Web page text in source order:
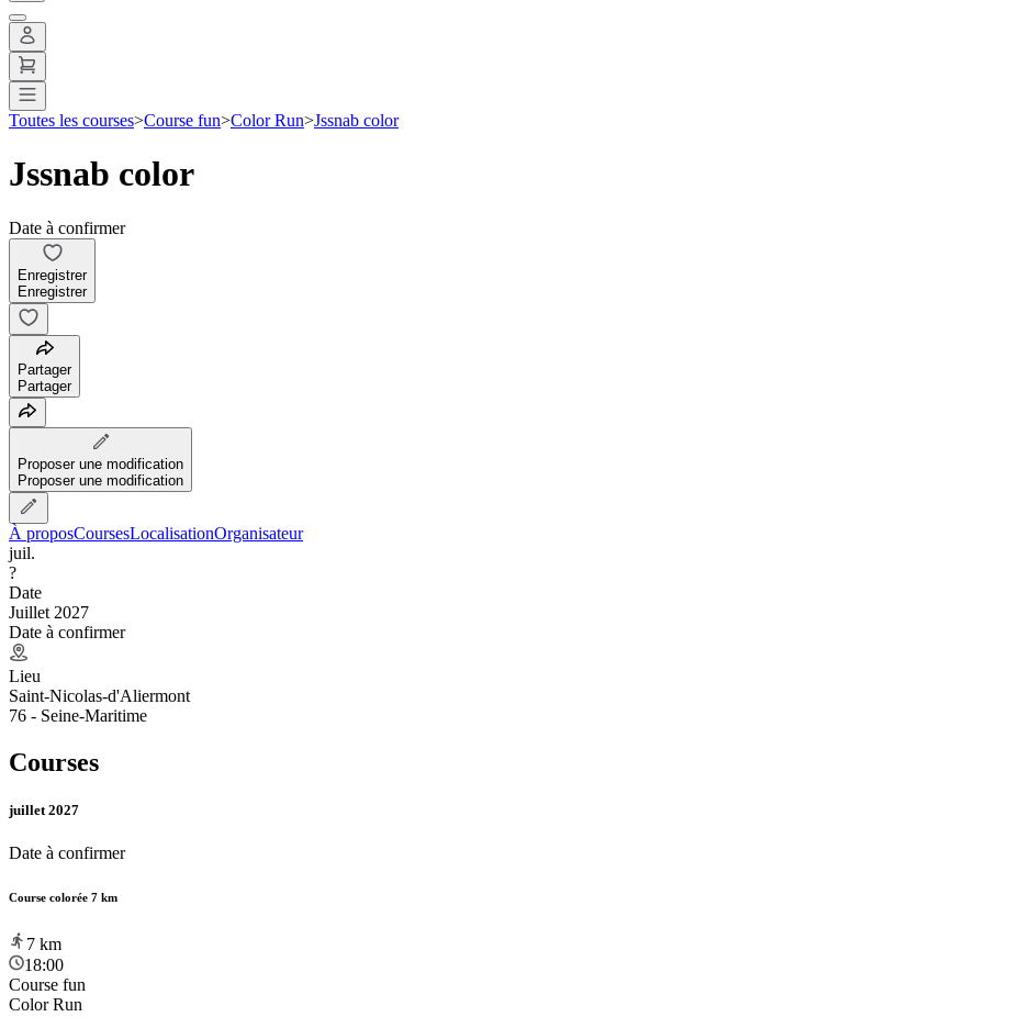
Toutes les courses>Course fun>Color Run>Jssnab color
Jssnab color
Date à confirmer
Enregistrer
Enregistrer
Partager
Partager
Proposer une modification
Proposer une modification
À proposCoursesLocalisationOrganisateur
juil.
?
Date
Juillet 2027
Date à confirmer
Lieu
Saint-Nicolas-d'Aliermont
76 - Seine-Maritime
Courses
juillet 2027
Date à confirmer
Course colorée 7 km
7 km
18:00
Course fun
Color Run